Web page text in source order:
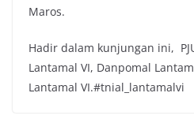
Maros.
Hadir dalam kunjungan ini,
Lantamal VI, Danpomal
Lantamal VI.#tnial_lantamalvi